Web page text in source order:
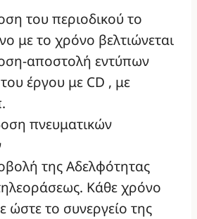
του περιοδικού το
με το χρόνο βελτιώνεται
αποστολή εντύπων
έργου με CD , με
πνευματικών
της Αδελφότητας
Κάθε χρόνο
ώστε το συνεργείο της